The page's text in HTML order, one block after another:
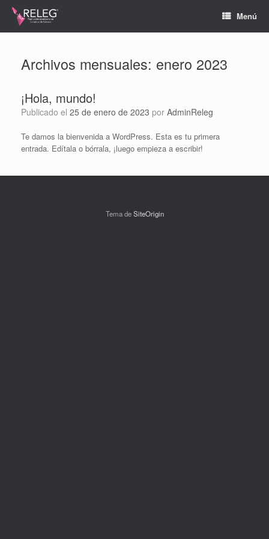
Menú
Archivos mensuales: enero 2023
¡Hola, mundo!
Publicado el 25 de enero de 2023 por AdminReleg
Te damos la bienvenida a WordPress. Esta es tu primera
entrada. Edítala o bórrala, ¡luego empieza a escribir!
Tema deSiteOrigin